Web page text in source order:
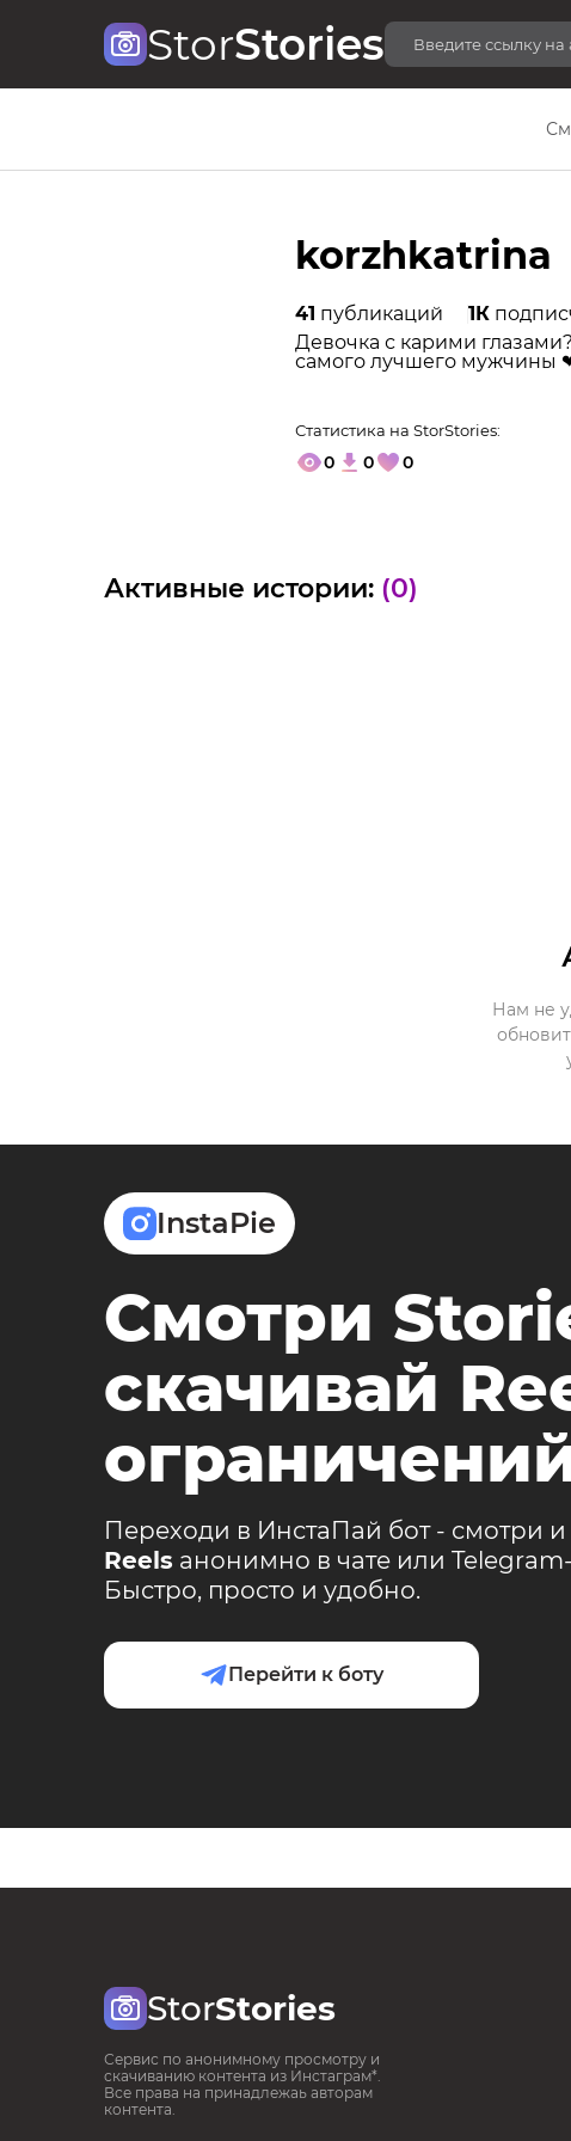
StorStories
korzhkatrina
41 публикаций 1К
Девочка с карими
самого лучшего мужчины
Статистика на StorStories:
0 0 0
Активные истории: (0)
Нам не
InstaPie
Смотри
скачивай
Переходи в ИнстаПай бот - смотри и
Reels анонимно в чате или
Быстро, просто и удобно.
Перейти к боту
StorStories
Сервис по анонимному просмотру и
скачиванию контента из Инстаграм*.
Все права на принадлежаь авторам
контента.